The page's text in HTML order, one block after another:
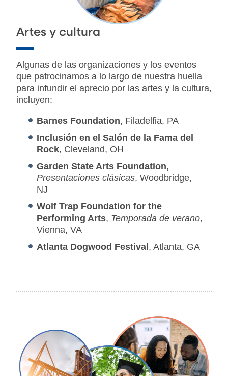
Artes y cultura
Algunas de las organizaciones y los eventos
que patrocinamos a lo largo de nuestra huella
para infundir el aprecio por las artes y la cultura,
incluyen:
Barnes Foundation, Filadelfia, PA
Inclusión en el Salón de la Fama del
Rock, Cleveland, OH
Garden State Arts Foundation,
Presentaciones clásicas, Woodbridge,
NJ
Wolf Trap Foundation for the
Performing Arts, Temporada de verano,
Vienna, VA
Atlanta Dogwood Festival, Atlanta, GA